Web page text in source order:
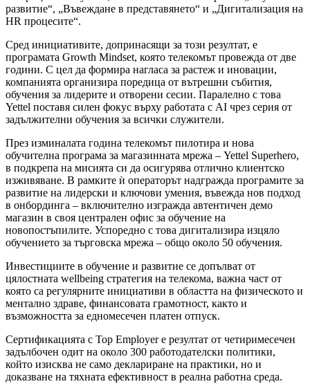
развитие“, „Въвеждане в представянето“ и „Дигитализация на
HR процесите“.
Сред инициативите, допринасящи за този резултат, е
програмата Growth Mindset, която телекомът провежда от две
години. С цел да формира нагласа за растеж и иновации,
компанията организира поредица от вътрешни събития,
обучения за лидерите и отворени сесии. Паралелно с това
Yettel поставя силен фокус върху работата с AI чрез серия от
задължителни обучения за всички служители.
През изминалата година телекомът пилотира и нова
обучителна програма за магазинната мрежа – Yettel Superhero,
в подкрепа на мисията си да осигурява отлично клиентско
изживяване. В рамките ѝ операторът надгражда програмите за
развитие на лидерски и ключови умения, въвежда нов подход
в онбординга – включително изгражда автентичен демо
магазин в своя централен офис за обучение на
новопостъпилите. Успоредно с това дигитализира изцяло
обучението за търговска мрежа – общо около 50 обучения.
Инвестициите в обучение и развитие се допълват от
цялостната wellbeing стратегия на телекома, важна част от
която са регулярните инициативи в областта на физическото и
ментално здраве, финансовата грамотност, както и
възможността за едномесечен платен отпуск.
Сертификацията с Top Employer е резултат от четиримесечен
задълбочен одит на около 300 работодателски политики,
който изисква не само деклариране на практики, но и
доказване на тяхната ефективност в реална работна среда.